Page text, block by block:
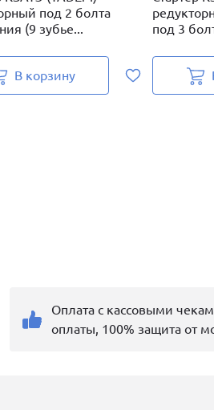
под 2 болта
(9 зубье...
В корзину
под 3
Оплата с кассовыми
оплаты, 100% защита от